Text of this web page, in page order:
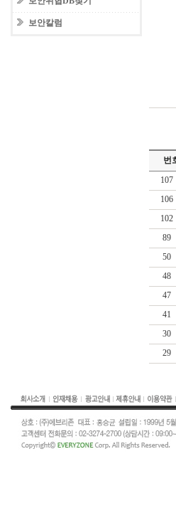
보안칼럼
번
107
106
102
89
50
48
47
41
30
29